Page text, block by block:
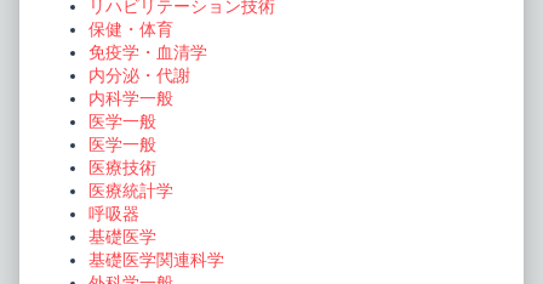
リハビリテーション技術
保健・体育
免疫学・血清学
内分泌・代謝
内科学一般
医学一般
医学一般
医療技術
医療統計学
呼吸器
基礎医学
基礎医学関連科学